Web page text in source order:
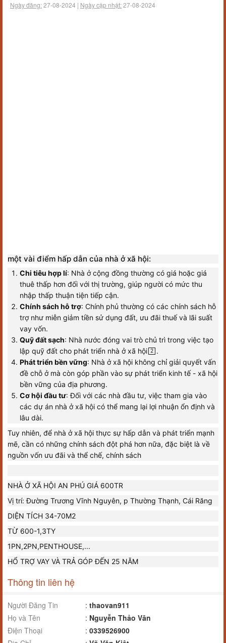
Ngày đăng:27-08-2024 | Ngày cập nhật:27-08-2024
một vài điểm hấp dẫn của nhà ở xã hội:
Chi tiêu hợp lí: Nhà ở cộng đồng thường có giá hoặc giá
thuê thấp hơn đối với thị trường, giúp người có mức thu
nhập thấp thuận tiện tiếp cận.
Chính sách hỗ trợ: Chính phủ thường có các chính sách hỗ
trợ như miễn giảm tiền sử dụng đất, ưu đãi thuế và lãi suất
vay vốn.
Quỹ đất sạch: Nhà nước đóng vai trò chủ trì trong việc tạo
lập quỹ đất cho phát triển nhà ở xã hội 2 .
Phát triển bền vững: Nhà ở xã hội không chỉ giải quyết vấn
đề chỗ ở mà còn góp phần vào sự phát triển kinh tế - xã hội
bền vững của địa phương.
Cơ hội đầu tư: Đối với các nhà đầu tư, việc tham gia vào
các dự án nhà ở xã hội có thể mang lại lợi nhuận ổn định và
lâu dài.
Tuy nhiên, để nhà ở xã hội thực sự hấp dẫn và phát triển mạnh
mẽ, cần có những chính sách đột phá hơn nữa, đặc biệt là về
nguồn vốn ưu đãi và thể chế, chính sách
NHÀ Ở XÃ HỘI AN PHÚ GIÁ 600TR
Vị trí: Đường Trương Vĩnh Nguyên, p Thường Thạnh, Cái Răng
DIỆN TÍCH 34-70M2
TỪ 600-1,3TY
1PN,2PN,PENTHOUSE,...
HỔ TRỢ VAY VÀ TRẢ GÓP ĐẾN 25 NĂM
Thông tin liên hệ
Người Đăng Tin : thaovan911
Họ và Tên
: Nguyễn Thảo Vân
Điện Thoại
: 0339526900